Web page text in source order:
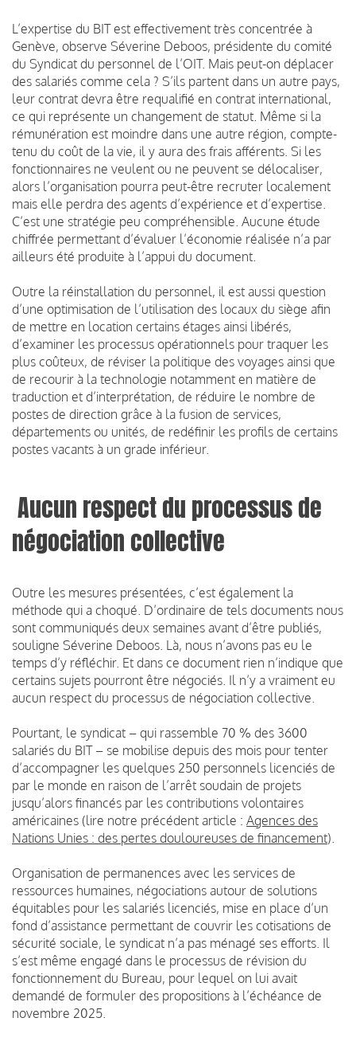
L’expertise du BIT est effectivement très concentrée à
Genève, observe Séverine Deboos, présidente du comité
du Syndicat du personnel de l’OIT. Mais peut-on déplacer
des salariés comme cela ? S’ils partent dans un autre pays,
leur contrat devra être requalifié en contrat international,
ce qui représente un changement de statut. Même si la
rémunération est moindre dans une autre région, compte-
tenu du coût de la vie, il y aura des frais afférents. Si les
fonctionnaires ne veulent ou ne peuvent se délocaliser,
alors l’organisation pourra peut-être recruter localement
mais elle perdra des agents d’expérience et d’expertise.
C’est une stratégie peu compréhensible. Aucune étude
chiffrée permettant d’évaluer l’économie réalisée n’a par
ailleurs été produite à l’appui du document.
Outre la réinstallation du personnel, il est aussi question
d’une optimisation de l’utilisation des locaux du siège afin
de mettre en location certains étages ainsi libérés,
d’examiner les processus opérationnels pour traquer les
plus coûteux, de réviser la politique des voyages ainsi que
de recourir à la technologie notamment en matière de
traduction et d’interprétation, de réduire le nombre de
postes de direction grâce à la fusion de services,
départements ou unités, de redéfinir les profils de certains
postes vacants à un grade inférieur.
Aucun respect du processus de
négociation collective
Outre les mesures présentées, c’est également la
méthode qui a choqué. D’ordinaire de tels documents nous
sont communiqués deux semaines avant d’être publiés,
souligne Séverine Deboos. Là, nous n’avons pas eu le
temps d’y réfléchir. Et dans ce document rien n’indique que
certains sujets pourront être négociés. Il n’y a vraiment eu
aucun respect du processus de négociation collective.
Pourtant, le syndicat – qui rassemble 70 % des 3600
salariés du BIT – se mobilise depuis des mois pour tenter
d’accompagner les quelques 250 personnels licenciés de
par le monde en raison de l’arrêt soudain de projets
jusqu’alors financés par les contributions volontaires
américaines (lire notre précédent article : Agences des
Nations Unies : des pertes douloureuses de financement).
Organisation de permanences avec les services de
ressources humaines, négociations autour de solutions
équitables pour les salariés licenciés, mise en place d’un
fond d’assistance permettant de couvrir les cotisations de
sécurité sociale, le syndicat n’a pas ménagé ses efforts. Il
s’est même engagé dans le processus de révision du
fonctionnement du Bureau, pour lequel on lui avait
demandé de formuler des propositions à l’échéance de
novembre 2025.